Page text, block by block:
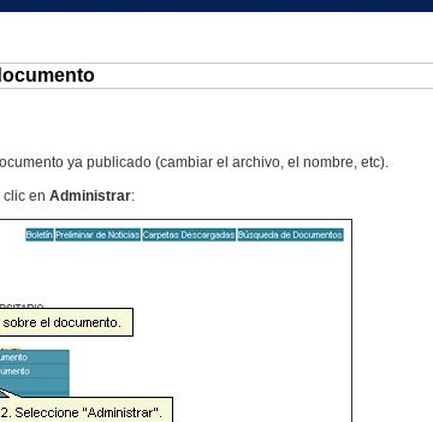
ya publicado (cambiar el archivo, el nombre, etc).
en Administrar: